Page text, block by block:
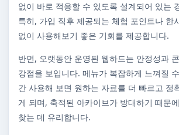
없이 바로 적응할 수 있도록 설계되어 있는
특히, 가입 직후 제공되는 체험 포인트나 한
없이 사용해보기 좋은 기회를 제공합니다.
반면, 오랫동안 운영된 웹하드는 안정성과
강점을 보입니다. 메뉴가 복잡하게 느껴질
간 사용해 보면 원하는 자료를 더 빠르고 정
게 되며, 축적된 아카이브가 방대하기 때문
찾는 데 유리합니다.